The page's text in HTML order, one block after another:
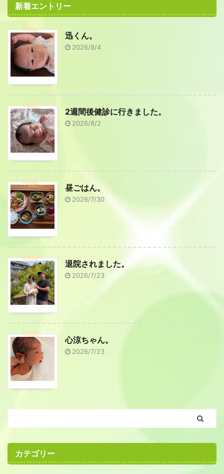
新着エントリー
迅くん。
2026/8/4
2週間後健診に行きました。
2026/8/2
昼ごはん。
2026/7/30
退院されました。
2026/7/23
心涼ちゃん。
2026/7/23
カテゴリー